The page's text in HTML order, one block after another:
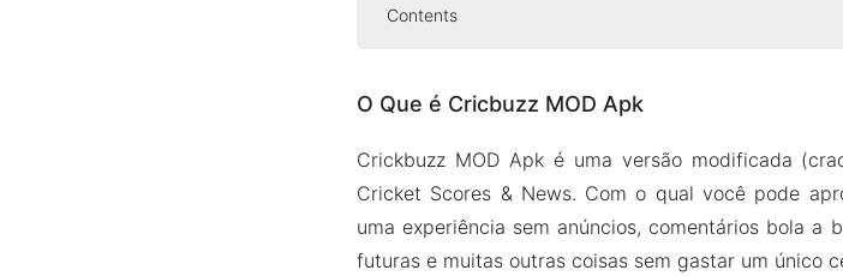
Contents
Recursos do Cricbuzz MOD Apk
Bola a bola pontuações e comentários
Seção de notícias
Vídeos interessantes
O Que é Cricbuzz MOD Apk
Crickbuzz MOD Apk é uma versão modificada
Cricket Scores & News. Com o qual você pode
uma experiência sem anúncios, comentários bola
futuras e muitas outras coisas sem gastar um único